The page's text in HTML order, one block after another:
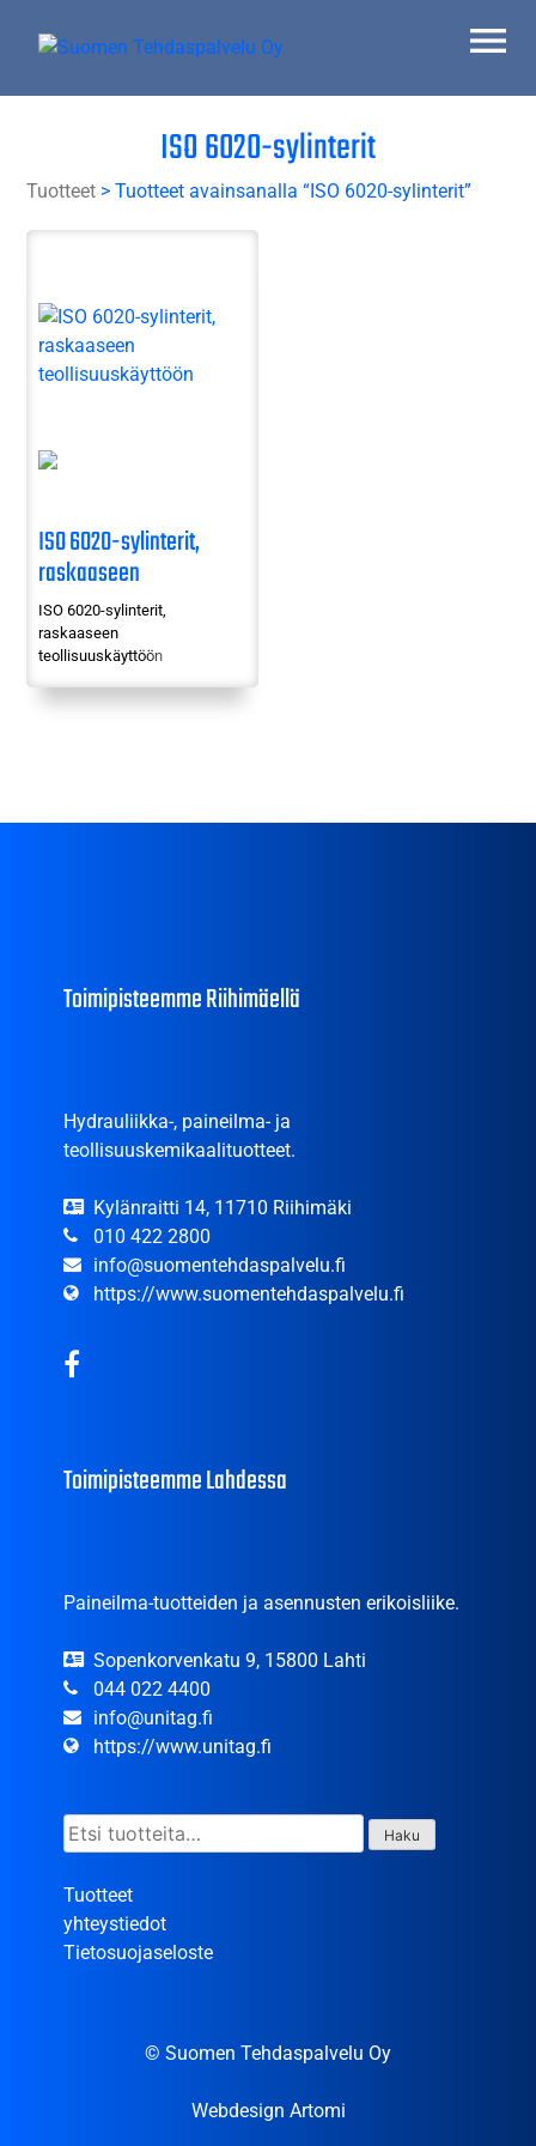
ISO 6020-sylinterit
Tuotteet > Tuotteet avainsanalla “ISO 6020-sylinterit”
ISO 6020-sylinterit,
raskaaseen
teollisuuskäyttöön
ISO 6020-sylinterit,
raskaaseen
teollisuuskäyttöön
Toimipisteemme Riihimäellä
Hydrauliikka-, paineilma- ja
teollisuuskemikaalituotteet.
Kylänraitti 14, 11710 Riihimäki
010 422 2800
info@suomentehdaspalvelu.fi
https://www.suomentehdaspalvelu.fi
Toimipisteemme Lahdessa
Paineilma-tuotteiden ja asennusten erikoisliike.
Sopenkorvenkatu 9, 15800 Lahti
044 022 4400
info@unitag.fi
https://www.unitag.fi
Etsi: Haku
Tuotteet
yhteystiedot
Tietosuojaseloste
© Suomen Tehdaspalvelu Oy
Webdesign Artomi